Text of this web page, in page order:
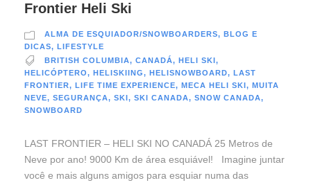
Frontier Heli Ski
ALMA DE ESQUIADOR/SNOWBOARDERS, BLOG E
DICAS, LIFESTYLE
BRITISH COLUMBIA, CANADÁ, HELI SKI,
HELICÓPTERO, HELISKIING, HELISNOWBOARD, LAST
FRONTIER, LIFE TIME EXPERIENCE, MECA HELI SKI, MUITA
NEVE, SEGURANÇA, SKI, SKI CANADA, SNOW CANADA,
SNOWBOARD
LAST FRONTIER – HELI SKI NO CANADÁ 25 Metros de
Neve por ano! 9000 Km de área esquiável! Imagine juntar
você e mais alguns amigos para esquiar numa das